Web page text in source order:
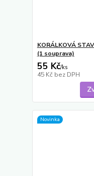
KORÁLKOVÁ
(1 souprava)
55 Kč/ks
45 Kč bez DPH
Novinka